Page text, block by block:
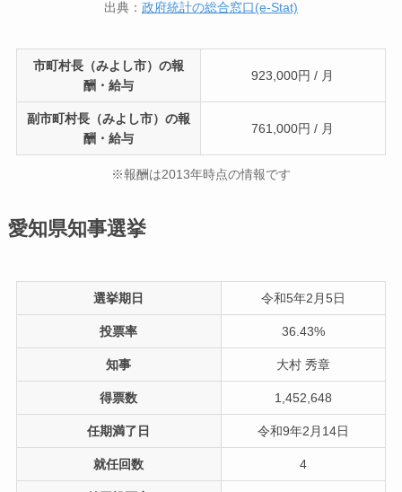
出典： 政府統計の総合窓口(e-Stat)
市町村長（みよし市）の報
酬・給与
923,000円 / 月
副市町村長（みよし市）の報
酬・給与
761,000円 / 月
※報酬は2013年時点の情報です
愛知県知事選挙
選挙期日 令和5年2月5日
投票率 36.43%
知事 大村 秀章
得票数 1,452,648
任期満了日 令和9年2月14日
就任回数 4